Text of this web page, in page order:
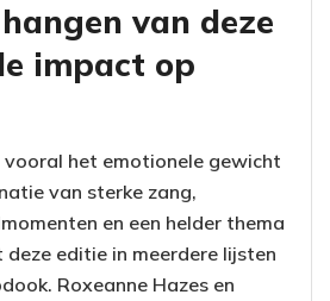
van deze
impact op
het emotionele gewicht
van sterke zang,
en een helder thema
editie in meerdere lijsten
Roxeanne Hazes en